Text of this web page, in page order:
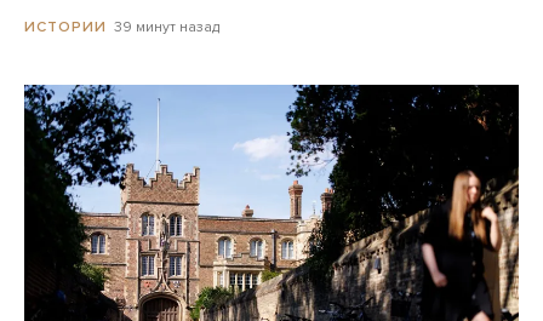
ИСТОРИИ 39 минут назад